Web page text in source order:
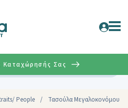
People / Τασούλα Μεγαλοκονόμου
Σας